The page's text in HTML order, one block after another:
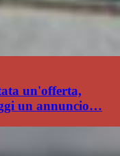
un'offerta,
un annuncio…